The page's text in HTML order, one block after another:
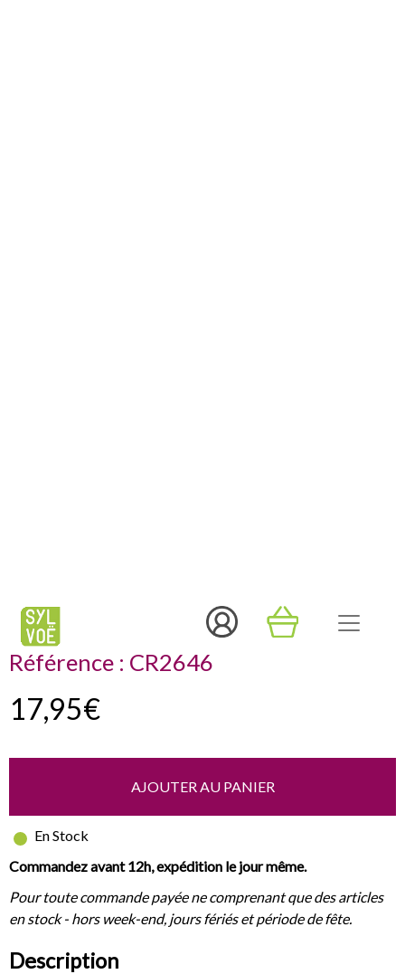
CASQUETTE JOUEUR 456 -
SQUID GAME
Référence : CR2646
17,95€
AJOUTER AU PANIER
En Stock
Commandez avant 12h, expédition le jour même.
Pour toute commande payée ne comprenant que des articles
en stock - hors week-end, jours fériés et période de fête.
Description